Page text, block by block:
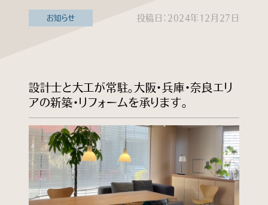
よくあるご質問
個人情報保護方針サイトマップ
お知らせ 投稿日：2024年12月27日
設計士と大工が常駐。大阪・兵庫・奈良エリ
アの新築・リフォームを承ります。